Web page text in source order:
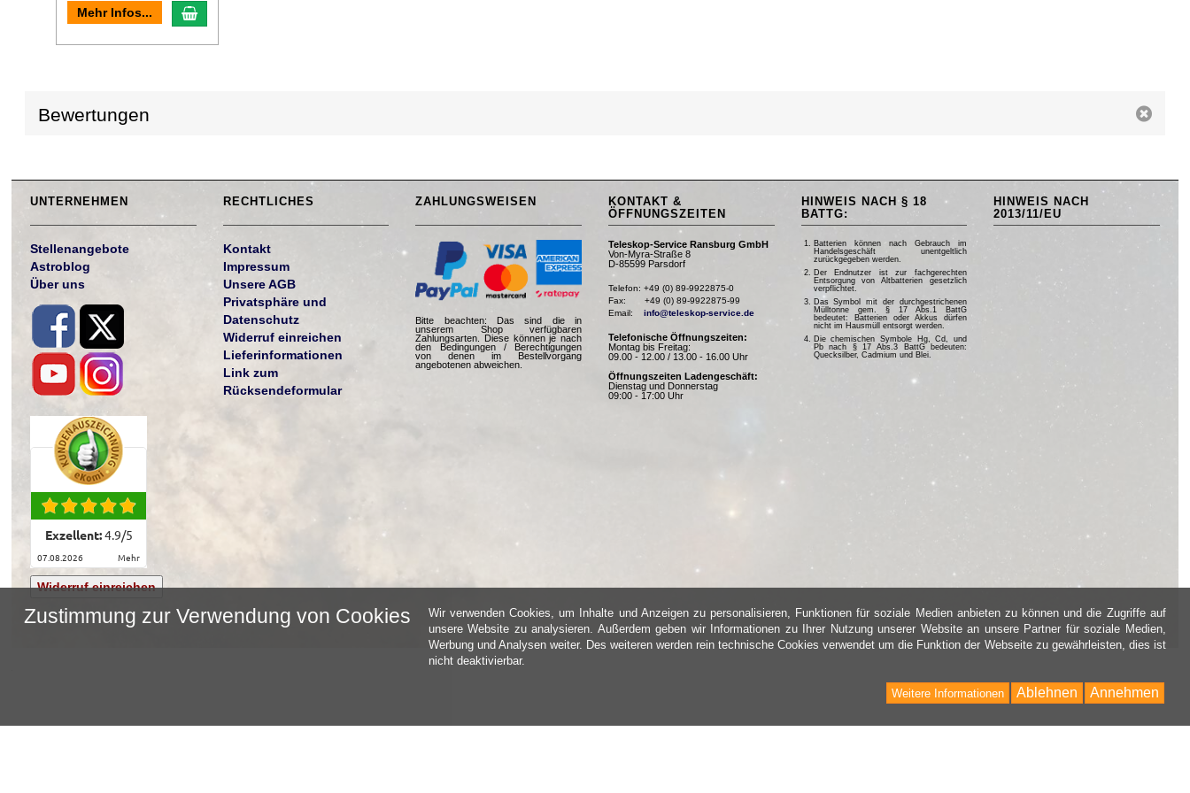
Mehr Infos... In den Warenkorb
Bewertungen
UNTERNEHMEN
Stellenangebote
Astroblog
Über uns
Exzellent:4.9/5
07.08.2026 mehr
Widerruf einreichen
RECHTLICHES
Kontakt
Impressum
Unsere AGB
Privatsphäre und
Datenschutz
Widerruf einreichen
Lieferinformationen
Link zum
Rücksendeformular
ZAHLUNGSWEISEN
Bitte beachten: Das sind die in
unserem Shop verfügbaren
Zahlungsarten. Diese können je nach
den Bedingungen / Berechtigungen
von denen im Bestellvorgang
angebotenen abweichen.
KONTAKT &
ÖFFNUNGSZEITEN
Teleskop-Service Ransburg GmbH
Von-Myra-Straße 8
D-85599 Parsdorf
Telefon: +49 (0) 89-9922875-0
Fax:       +49 (0) 89-9922875-99
Email: info@teleskop-service.de
Telefonische Öffnungszeiten:
Montag bis Freitag:
09.00 - 12.00 / 13.00 - 16.00 Uhr
Öffnungszeiten Ladengeschäft:
Dienstag und Donnerstag
09:00 - 17:00 Uhr
HINWEIS NACH § 18
BATTG:
Batterien können nach Gebrauch im
Handelsgeschäft unentgeltlich
zurückgegeben werden.
Der Endnutzer ist zur fachgerechten
Entsorgung von Altbatterien gesetzlich
verpflichtet.
Das Symbol mit der durchgestrichenen
Mülltonne gem. § 17 Abs.1 BattG
bedeutet: Batterien oder Akkus dürfen
nicht im Hausmüll entsorgt werden.
Die chemischen Symbole Hg, Cd, und
Pb nach § 17 Abs.3 BattG bedeuten:
Quecksilber, Cadmium und Blei.
HINWEIS NACH
2013/11/EU
Zustimmung zur Verwendung von Cookies
Wir verwenden Cookies, um Inhalte und Anzeigen zu personalisieren, Funktionen für soziale Medien anbieten zu können und die Zugriffe auf
unsere Website zu analysieren. Außerdem geben wir Informationen zu Ihrer Nutzung unserer Website an unsere Partner für soziale Medien,
Werbung und Analysen weiter. Des weiteren werden rein technische Cookies verwendet um die Funktion der Webseite zu gewährleisten, dies ist
nicht deaktivierbar.
Annehmen
Ablehnen
Weitere Informationen